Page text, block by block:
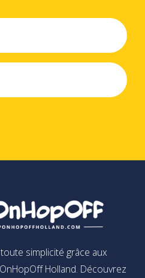
simplicité grâce aux
Holland. Découvrez